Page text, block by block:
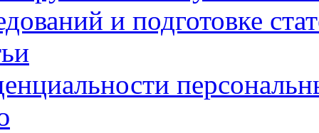
и подготовке